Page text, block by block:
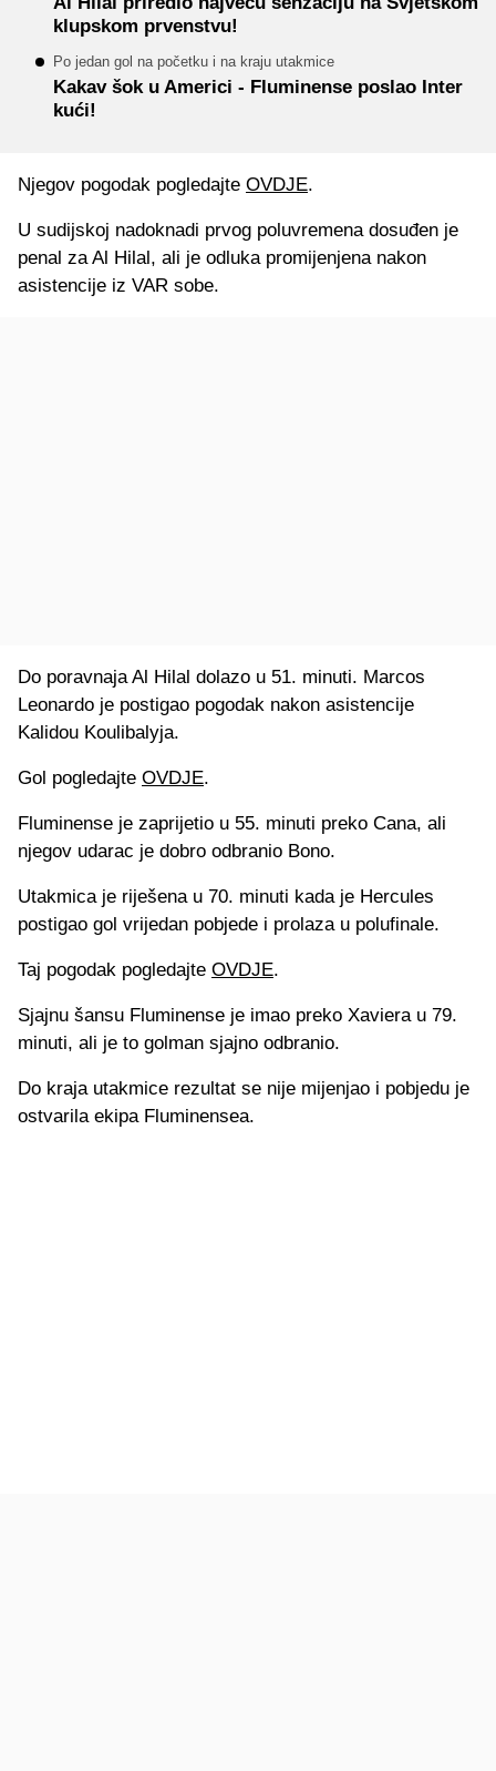
klupskom prvenstvu!
Po jedan gol na početku i na kraju utakmice
Kakav šok u Americi - Fluminense poslao Inter
kući!
Njegov pogodak pogledajte OVDJE.
U sudijskoj nadoknadi prvog poluvremena dosuđen je
penal za Al Hilal, ali je odluka promijenjena nakon
asistencije iz VAR sobe.
Do poravnaja Al Hilal dolazo u 51. minuti. Marcos
Leonardo je postigao pogodak nakon asistencije
Kalidou Koulibalyja.
Gol pogledajte OVDJE.
Fluminense je zaprijetio u 55. minuti preko Cana, ali
njegov udarac je dobro odbranio Bono.
Utakmica je riješena u 70. minuti kada je Hercules
postigao gol vrijedan pobjede i prolaza u polufinale.
Taj pogodak pogledajte OVDJE.
Sjajnu šansu Fluminense je imao preko Xaviera u 79.
minuti, ali je to golman sjajno odbranio.
Do kraja utakmice rezultat se nije mijenjao i pobjedu je
ostvarila ekipa Fluminensea.